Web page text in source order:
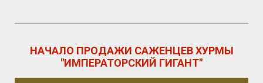
НАЧАЛО ПРОДАЖИ САЖЕНЦЕВ ХУРМЫ
"ИМПЕРАТОРСКИЙ ГИГАНТ"